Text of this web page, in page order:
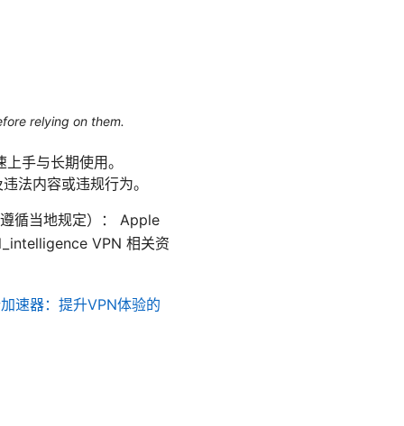
relying on them.
手与长期使用。
法内容或违规行为。
循当地规定）： Apple
VPN 相关资
速器：提升VPN体验的